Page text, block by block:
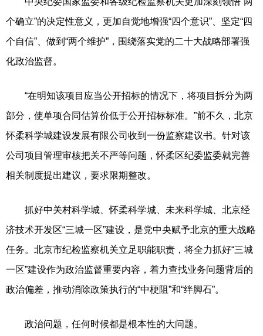
个确立”的决定性意义，更加自觉地增强“四个意识”、坚定“四
个自信”、做到“两个维护”，围绕落实党的二十大战略部署强
化政治监督。
“在明知该项目应当公开招标的情况下，将项目拆分为两
部分，使单项合同估算价低于公开招标标准。”前不久，北京
怀柔科学城建设发展有限公司收到一份监察建议书。针对该
公司项目管理审核把关不严等问题，怀柔区纪委监委就完善
相关制度提出建议，要求限期整改。
抓好中关村科学城、怀柔科学城、未来科学城、北京经
济技术开发区“三城一区”建设，是党中央赋予北京的重大战略
任务。北京市纪检监察机关立足职能职责，将全力抓好“三城
一区”建设作为政治监督重要内容，着力查找业务问题背后的
政治偏差，推动消除政策执行的“中梗阻”和“绊脚石”。
政治问题，任何时候都是根本性的大问题。